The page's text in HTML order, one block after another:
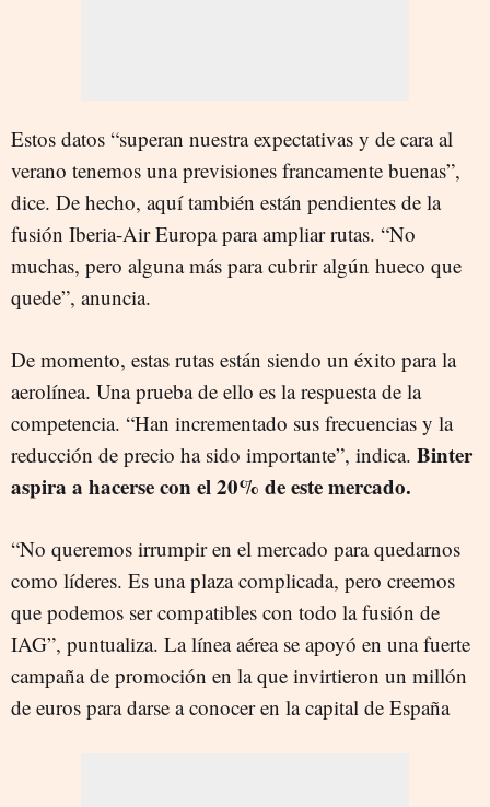
Estos datos “superan nuestra expectativas y de cara al
verano tenemos una previsiones francamente buenas”,
dice. De hecho, aquí también están pendientes de la
fusión Iberia-Air Europa para ampliar rutas. “No
muchas, pero alguna más para cubrir algún hueco que
quede”, anuncia.
De momento, estas rutas están siendo un éxito para la
aerolínea. Una prueba de ello es la respuesta de la
competencia. “Han incrementado sus frecuencias y la
reducción de precio ha sido importante”, indica. Binter
aspira a hacerse con el 20% de este mercado.
“No queremos irrumpir en el mercado para quedarnos
como líderes. Es una plaza complicada, pero creemos
que podemos ser compatibles con todo la fusión de
IAG”, puntualiza. La línea aérea se apoyó en una fuerte
campaña de promoción en la que invirtieron un millón
de euros para darse a conocer en la capital de España